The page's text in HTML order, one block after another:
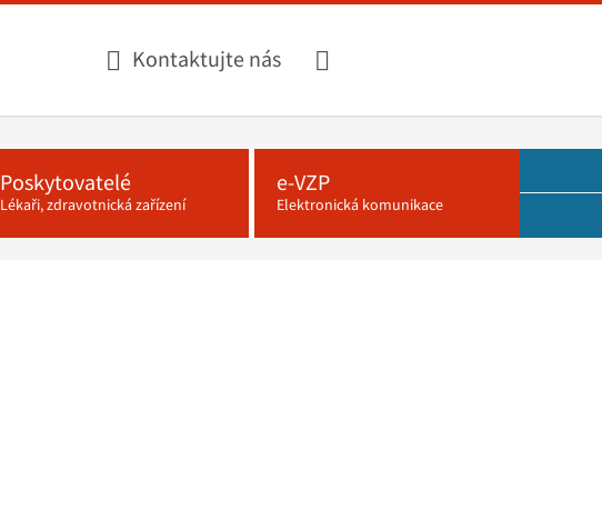
Kontaktujte nás
Poskytovatelé
Lékaři, zdravotnická zařízení
e-VZP
Elektronická komunikace